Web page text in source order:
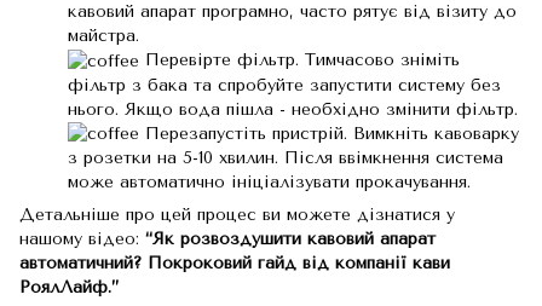
кавовий апарат програмно, часто рятує від візиту до
майстра.
Перевірте фільтр. Тимчасово зніміть
фільтр з бака та спробуйте запустити систему без
нього. Якщо вода пішла - необхідно змінити фільтр.
Перезапустіть пристрій. Вимкніть кавоварку
з розетки на 5-10 хвилин. Після ввімкнення система
може автоматично ініціалізувати прокачування.
Детальніше про цей процес ви можете дізнатися у
нашому відео: “Як розвоздушити кавовий апарат
автоматичний? Покроковий гайд від компанії кави
РоялЛайф.”